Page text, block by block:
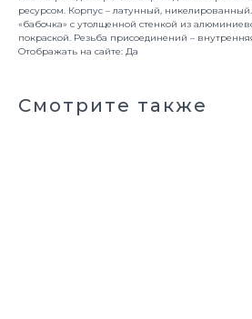
ресурсом. Корпус – латунный,
«бабочка» с утолщенной стенкой из
покраской. Резьба присоединений –
Отображать на сайте: Да
Смотрите также